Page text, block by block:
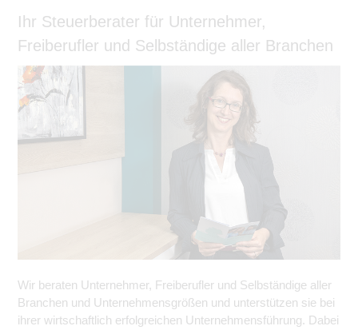
Ihr Steuerberater für Unternehmer,
Freiberufler und Selbständige aller Branchen
Wir beraten Unternehmer, Freiberufler und Selbständige aller
Branchen und Unternehmensgrößen und unterstützen sie bei
ihrer wirtschaftlich erfolgreichen Unternehmensführung. Dabei